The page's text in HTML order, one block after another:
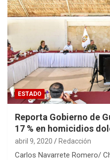
ESTADO
Reporta Gobierno de
17 % en homicidios
abril 9, 2020 Redacción
Carlos Navarrete Romero/